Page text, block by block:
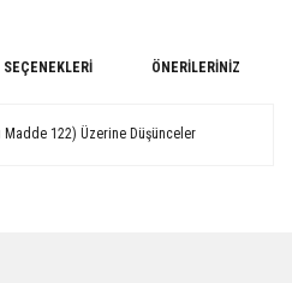
ÖNERILERINIZ
Madde 122) Üzerine Düşünceler